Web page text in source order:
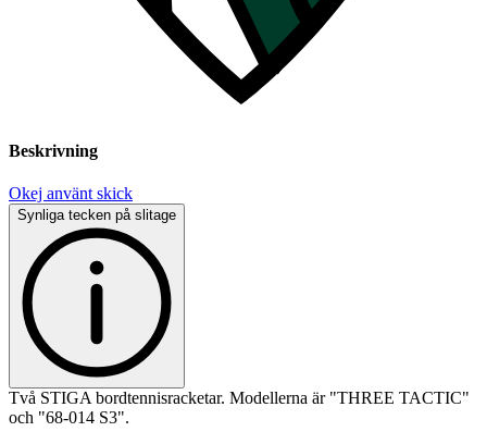
Beskrivning
Okej använt skick
Synliga tecken på slitage
Två STIGA bordtennisracketar. Modellerna är "THREE TACTIC"
och "68-014 S3".